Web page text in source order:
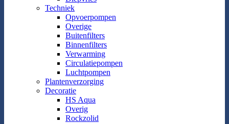
Techniek
Opvoerpompen
Overige
Buitenfilters
Binnenfilters
Verwarming
Circulatiepompen
Luchtpompen
Plantenverzorging
Decoratie
HS Aqua
Overig
Rockzolid